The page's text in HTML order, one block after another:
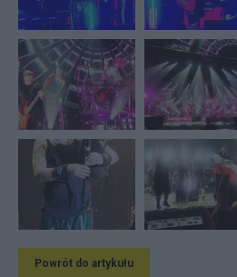
Powrót do artykułu